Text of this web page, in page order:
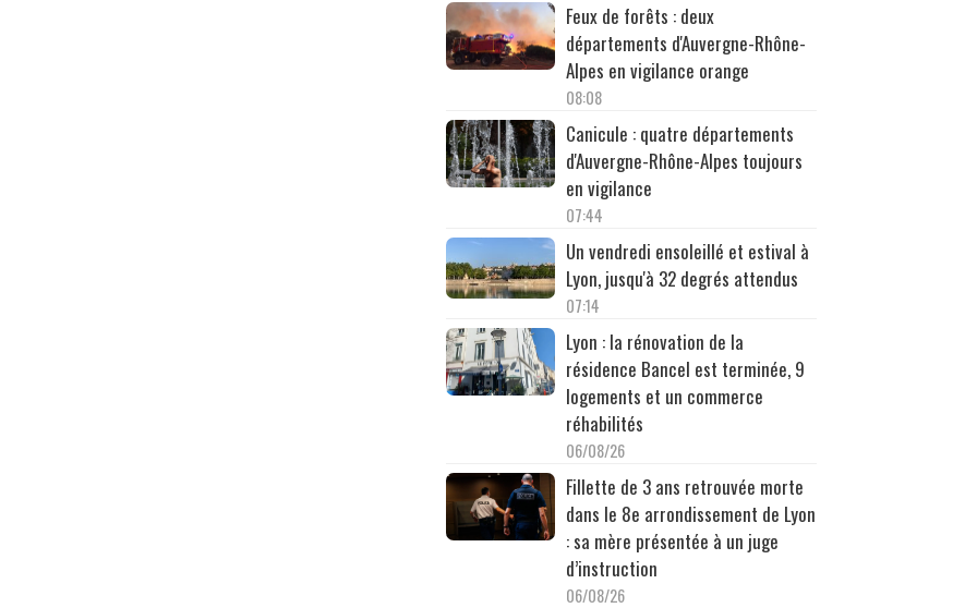
Feux de forêts : deux
départements d'Auvergne-Rhône-
Alpes en vigilance orange
08:08
Canicule : quatre départements
d'Auvergne-Rhône-Alpes toujours
en vigilance
07:44
Un vendredi ensoleillé et estival à
Lyon, jusqu'à 32 degrés attendus
07:14
Lyon : la rénovation de la
résidence Bancel est terminée, 9
logements et un commerce
réhabilités
06/08/26
Fillette de 3 ans retrouvée morte
dans le 8e arrondissement de Lyon
: sa mère présentée à un juge
d’instruction
06/08/26